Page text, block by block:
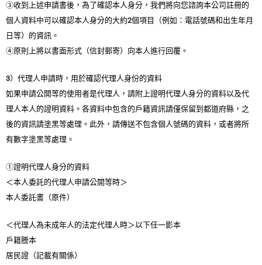
③收到上述申請書後，為了確認本人身分，我們將向您諮詢本公司註冊的
個人資料中可以確認本人身分的大約2個項目（例如：電話號碼和出生年月
日等）的資訊。
④原則上將以書面形式（信封郵寄）向本人進行回覆。
3）代理人申請時，用於確認代理人身份的資料
如果申請公開等的使用者是代理人，請附上證明代理人身分的資料以及代
理人本人的證明資料。各資料中包含的戶籍資訊請僅保留到都道府縣，之
後的資訊請塗黑等處理。此外，請傳送不包含個人號碼的資料，或者將所
有數字塗黑等處理。
①證明代理人身分的資料
＜本人委託的代理人申請公開等時＞
本人委託書（原件）
＜代理人為未成年人的法定代理人時＞以下任一影本
戶籍謄本
居民證（記載有關係）